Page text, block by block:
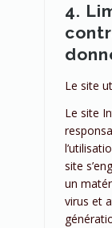
4.
Le site
Le site
site
un
virus et